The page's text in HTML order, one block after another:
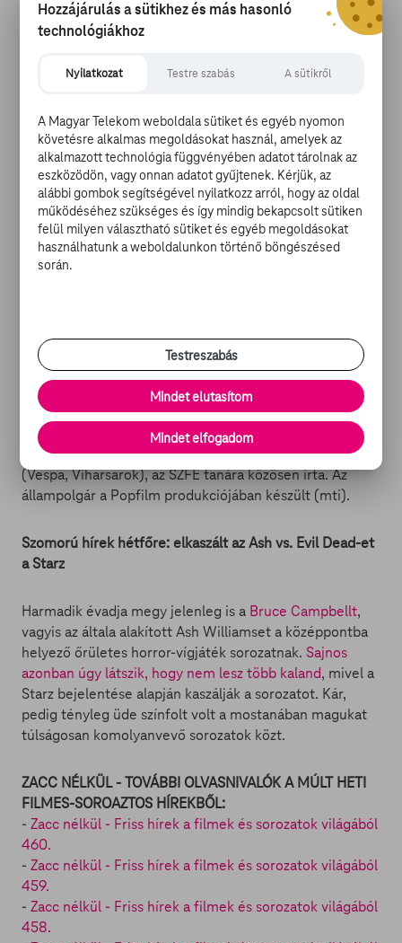
Magyar Nemzeti Filmalap az MTI-vel. Az összegzés
felidézi, hogy a Fekete kefe és az Adás című filmeket is
egy megrázó szerelmi történet, amely amatőr
mutatja be egy másik országba való beilleszkedés
emberi oldalát.
Az állampolgár világszerte sikerrel szerepel a
filmfesztiválokon, a portugáliai Fantasportoról a legjobb
forgatókönyv, a kaliforniai Cinequest filmfesztiválról a
legjobb filmdráma díját hozta el korábban. Vranik Roland
filmjét az egyetemisták zsűrije díjazta Hágában,
el a legjobb női - Máhr Ágnes - és a legjobb férfi alakítás
- Cake-Baly Marcelo amatőr színész - díját is, továbbá a
legjobb film és a legjobb rendező díját. Torontóban Az
állampolgár az Európai Uniós Filmfesztivál
közönségdíjasa volt. A filmalap támogatással készült
dráma forgatókönyvét Vranik Roland és Szabó Iván
(Vespa, Viharsarok), az SZFE tanára közösen írta. Az
állampolgár a Popfilm produkciójában készült (mti).
Szomorú hírek hétfőre: elkaszált az Ash vs. Evil Dead-et
a Starz
Harmadik évadja megy jelenleg is a Bruce Campbellt,
vagyis az általa alakított Ash Williamset a középpontba
helyező őrületes horror-vígjáték sorozatnak. Sajnos
azonban úgy látszik, hogy nem lesz több kaland, mivel a
Starz bejelentése alapján kaszálják a sorozatot. Kár,
pedig tényleg üde színfolt volt a mostanában magukat
túlságosan komolyanvevő sorozatok közt.
ZACC NÉLKÜL - TOVÁBBI OLVASNIVALÓK A MÚLT HETI
FILMES-SOROAZTOS HÍREKBŐL:
- Zacc nélkül - Friss hírek a filmek és sorozatok világából
460.
- Zacc nélkül - Friss hírek a filmek és sorozatok világából
459.
- Zacc nélkül - Friss hírek a filmek és sorozatok világából
458.
Hozzájárulás a sütikhez és más hasonló
technológiákhoz
Nyilatkozat Testre szabás A sütikről
A Magyar Telekom weboldala sütiket és egyéb nyomon
követésre alkalmas megoldásokat használ, amelyek az
alkalmazott technológia függvényében adatot tárolnak az
eszközödön, vagy onnan adatot gyűjtenek. Kérjük, az
alábbi gombok segítségével nyilatkozz arról, hogy az oldal
működéséhez szükséges és így mindig bekapcsolt sütiken
felül milyen választható sütiket és egyéb megoldásokat
használhatunk a weboldalunkon történő böngészésed
során.
Testreszabás
Mindet elutasítom
Mindet elfogadom